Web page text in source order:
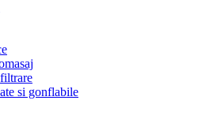
si gonflabile